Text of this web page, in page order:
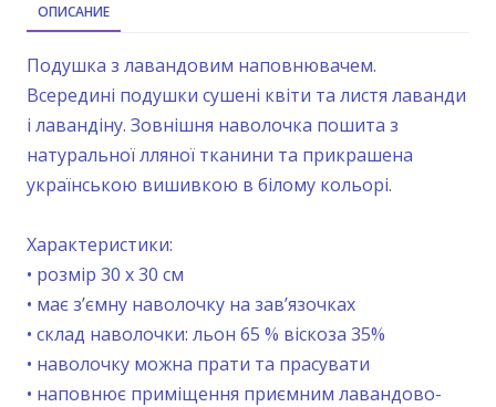
ОПИСАНИЕ
Подушка з лавандовим наповнювачем.
Всередині подушки сушені квіти та листя лаванди
і лавандіну. Зовнішня наволочка пошита з
натуральної лляної тканини та прикрашена
українською вишивкою в білому кольорі.
Характеристики:
• розмір 30 х 30 см
• має з’ємну наволочку на зав’язочках
• склад наволочки: льон 65 % віскоза 35%
• наволочку можна прати та прасувати
• наповнює приміщення приємним лавандово-